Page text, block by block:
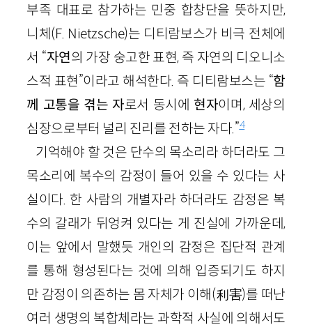
부족 대표로 참가하는 민중 합창단을 뜻하지만,
니체(F. Nietzsche)는 디티람보스가 비극 전체에
서 “자연의 가장 숭고한 표현, 즉 자연의 디오니소
스적 표현”이라고 해석한다. 즉 디티람보스는 “함
께 고통을 겪는 자로서 동시에 현자이며, 세상의
심장으로부터 널리 진리를 전하는 자다.”4
기억해야 할 것은 단수의 목소리라 하더라도 그
목소리에 복수의 감정이 들어 있을 수 있다는 사
실이다. 한 사람의 개별자라 하더라도 감정은 복
수의 갈래가 뒤엉켜 있다는 게 진실에 가까운데,
이는 앞에서 말했듯 개인의 감정은 집단적 관계
를 통해 형성된다는 것에 의해 입증되기도 하지
만 감정이 의존하는 몸 자체가 이해(利害)를 떠난
여러 생명의 복합체라는 과학적 사실에 의해서도